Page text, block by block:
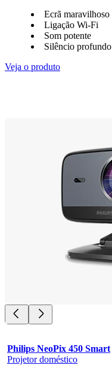
Ecrã maravilhoso
Ligação Wi-Fi
Som potente
Silêncio profundo
Veja o produto
Philips NeoPix 450 Smart
Projetor doméstico